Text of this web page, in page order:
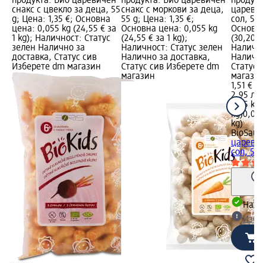
снакс с цвекло за деца, 55
g; Цена: 1,35 €; Основна
цена: 0,055 kg (24,55 € за
1 kg); Наличност: Статус
зелен Налично за
доставка, Статус сив
Изберете dm магазин
снакс с моркови за деца,
55 g; Цена: 1,35 €;
Основна цена: 0,055 kg
(24,55 € за 1 kg);
Наличност: Статус зелен
Налично за доставка,
Статус сив Изберете dm
магазин
сол, 50
(30,20 €
Статус
магазин
1,51 €
2,95 лв.
0,05 kg
kg)0,05
kg)
сол, 50 g